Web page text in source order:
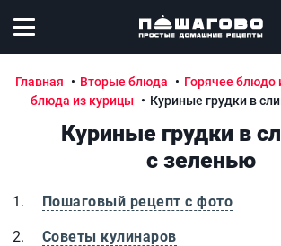
Открыть меню
Главная Вторые блюда Горячее блюдо
блюда из курицы
Куриные грудки в
Куриные грудки в
с зеленью
Пошаговый рецепт с фото
Советы кулинаров